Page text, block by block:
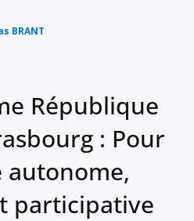
BRANT
République
: Pour
autonome,
participative